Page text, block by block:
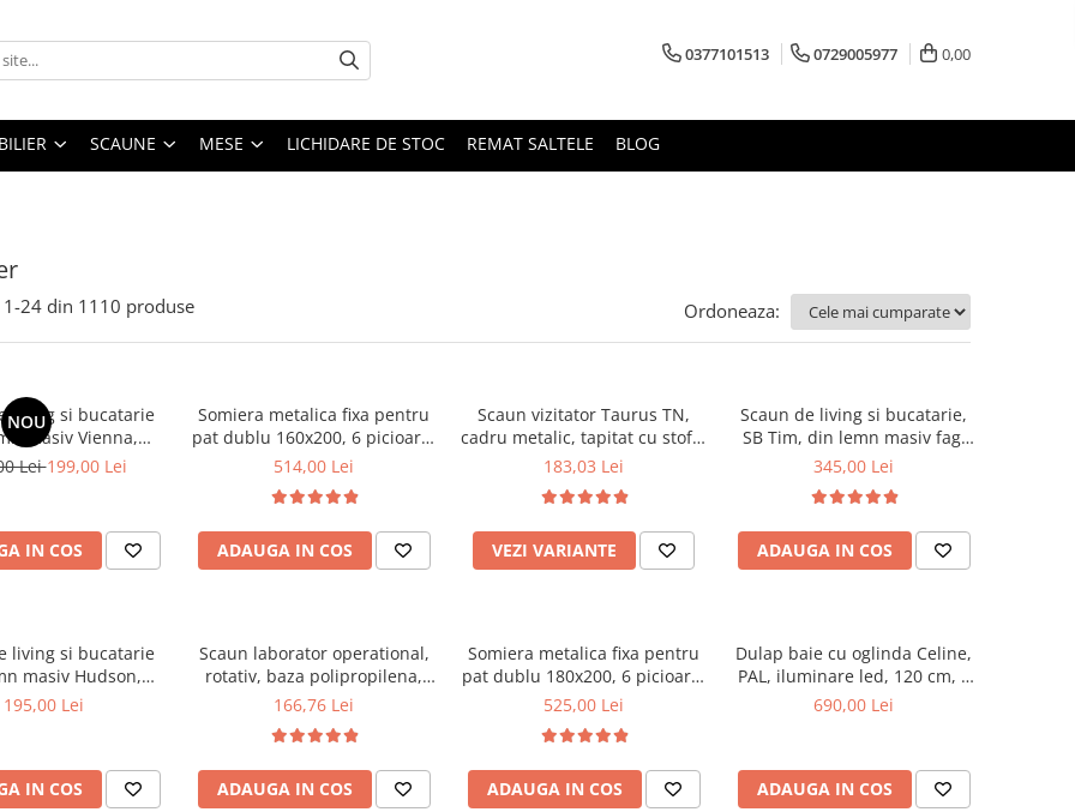
0377101513 0729005977 0,00
SCAUNE MESE LICHIDARE DE STOC REMAT SALTELE BLOG
1-24 din 1110 produse Ordoneaza:
NOU
living si bucatarie
masiv Vienna,
stofa,100 kg,
Lei199,00 Lei
IN COS
Somiera metalica fixa pentru
pat dublu 160x200, 6 picioare,
32 lamele lemn fag, benzi
negru
514,00 Lei
ADAUGA IN COS
Scaun vizitator Taurus TN,
cadru metalic, tapitat cu stofa,
stivuibil, 120 kg, negru
183,03 Lei
VEZI VARIANTE
Scaun de living si bucatarie,
SB Tim, din lemn masiv fag,
tapiterie stofa, lacuit, 120 kg,
345,00 Lei
ADAUGA IN COS
living si bucatarie
masiv Hudson,
stofa,100 kg,
195,00 Lei
IN COS
Scaun laborator operational,
rotativ, baza polipropilena,
piele ecologica, inaltime
166,76 Lei
ADAUGA IN COS
Somiera metalica fixa pentru
pat dublu 180x200, 6 picioare,
32 lamele lemn fag, benzi
negru
525,00 Lei
ADAUGA IN COS
Dulap baie cu oglinda Celine,
PAL, iluminare led, 120 cm, 3
usi, 3 rafturi, soft close, alb
690,00 Lei
ADAUGA IN COS